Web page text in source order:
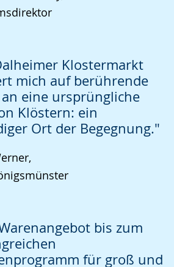
Klostermarkt
mich auf berührende
an eine ursprüngliche
Klöstern: ein
Ort der Begegnung."
bis zum
für groß und